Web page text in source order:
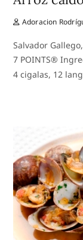
Adoracion
Salvador
7 POINTS®
4 cigalas, 12